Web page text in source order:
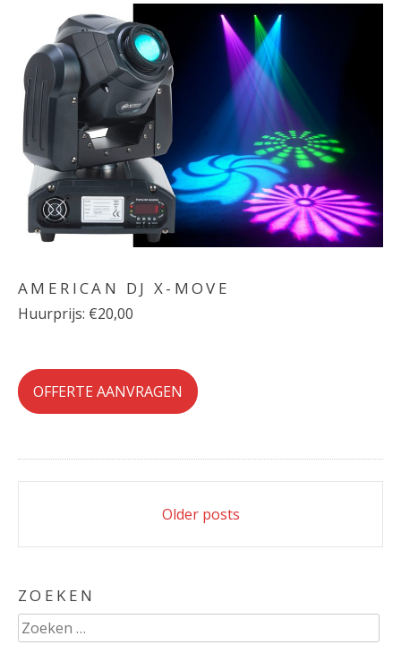
AMERICAN DJ X-MOVE
Huurprijs: €20,00
OFFERTE AANVRAGEN
Older posts
ZOEKEN
Zoeken
naar: